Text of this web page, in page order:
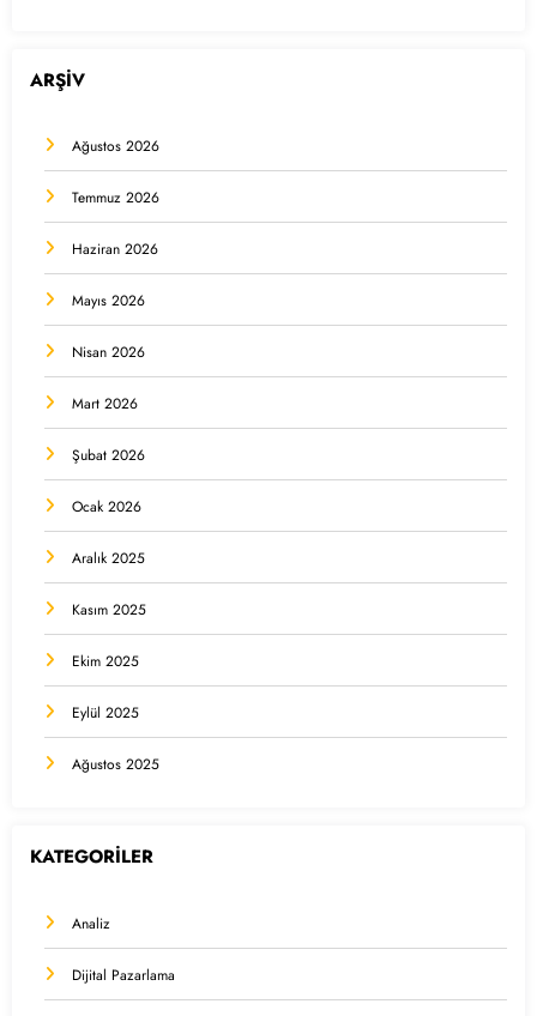
ARŞİV
Ağustos 2026
Temmuz 2026
Haziran 2026
Mayıs 2026
Nisan 2026
Mart 2026
Şubat 2026
Ocak 2026
Aralık 2025
Kasım 2025
Ekim 2025
Eylül 2025
Ağustos 2025
KATEGORİLER
Analiz
Dijital Pazarlama